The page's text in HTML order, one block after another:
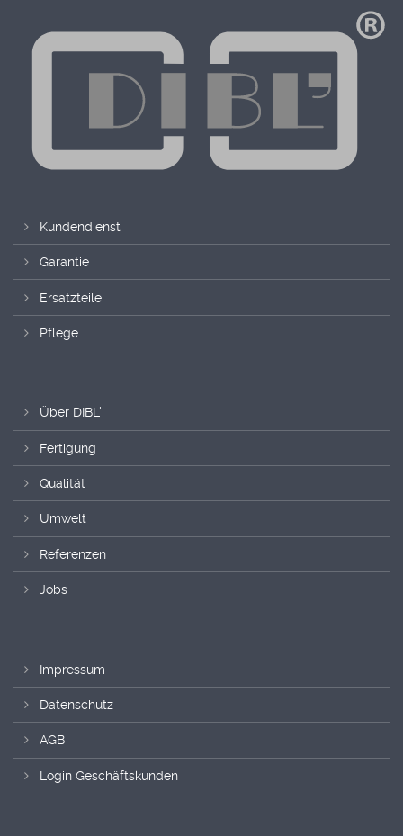
Kundendienst
Garantie
Ersatzteile
Pflege
Über DIBL'
Fertigung
Qualität
Umwelt
Referenzen
Jobs
Impressum
Datenschutz
AGB
Login Geschäftskunden